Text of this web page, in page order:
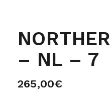
– NL – 7
265,00€